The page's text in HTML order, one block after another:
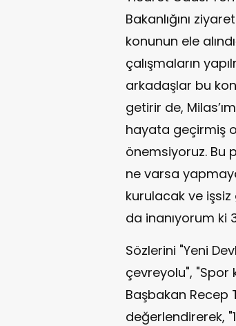
Bakanlığını
konunun ele
çalışmaların
arkadaşlar bu
getirir de,
hayata geçirmiş
önemsiyoruz. Bu
ne varsa
kurulacak ve işsiz
da inanıyorum ki
Sözlerini "Yeni
çevreyolu", "Spor
Başbakan Recep
değerlendirerek,